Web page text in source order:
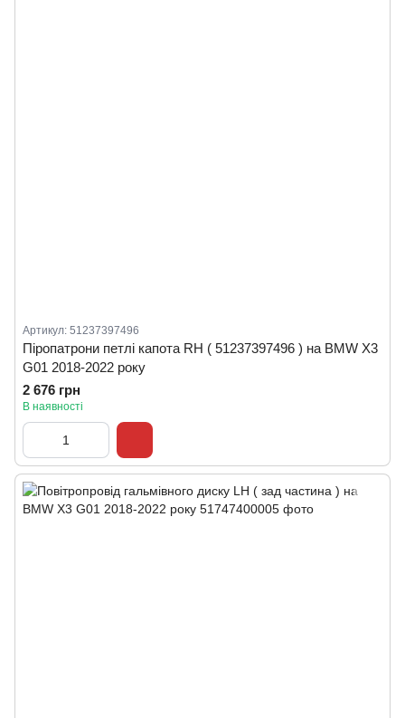
Артикул: 51237397496
Піропатрони петлі капота RH ( 51237397496 ) на BMW X3
G01 2018-2022 року
2 676 грн
В наявності